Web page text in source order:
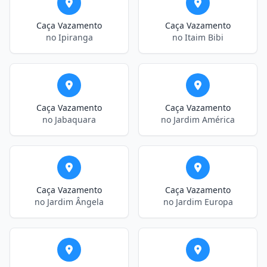
Caça Vazamento
no Ipiranga
Caça Vazamento
no Itaim Bibi
Caça Vazamento
no Jabaquara
Caça Vazamento
no Jardim América
Caça Vazamento
no Jardim Ângela
Caça Vazamento
no Jardim Europa